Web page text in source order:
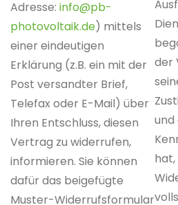
Adresse: info@pb-
photovoltaik.de) mittels
einer eindeutigen
Erklärung (z.B. ein mit der
Post versandter Brief,
Telefax oder E-Mail) über
Ihren Entschluss, diesen
Vertrag zu widerrufen,
informieren. Sie können
dafür das beigefügte
Muster-Widerrufsformular
der
und
hat,